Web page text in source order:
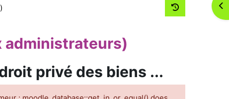
administrateurs)
privé des biens ...